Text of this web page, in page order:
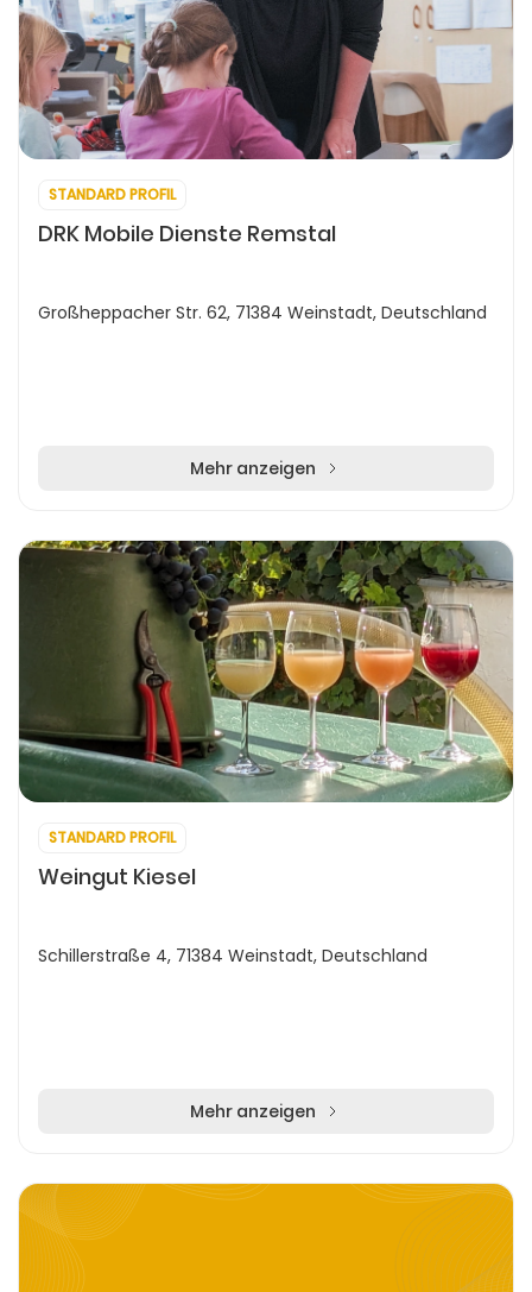
STANDARD PROFIL
DRK Mobile Dienste Remstal
Großheppacher Str. 62, 71384 Weinstadt, Deutschland
Mehr anzeigen
STANDARD PROFIL
Weingut Kiesel
Schillerstraße 4, 71384 Weinstadt, Deutschland
Mehr anzeigen